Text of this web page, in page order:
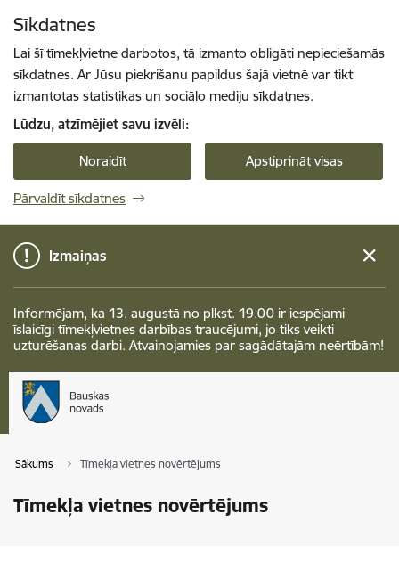
Sīkdatnes
Lai šī tīmekļvietne darbotos, tā izmanto obligāti nepieciešamās
sīkdatnes. Ar Jūsu piekrišanu papildus šajā vietnē var tikt
izmantotas statistikas un sociālo mediju sīkdatnes.
Lūdzu, atzīmējiet savu izvēli:
Noraidīt Apstiprināt visas
Pārvaldīt sīkdatnes
Izmaiņas
Informējam, ka 13. augustā no plkst. 19.00 ir iespējami
īslaicīgi tīmekļvietnes darbības traucējumi, jo tiks veikti
uzturēšanas darbi. Atvainojamies par sagādātajām neērtībām!
Sākums Tīmekļa vietnes novērtējums
Tīmekļa vietnes novērtējums